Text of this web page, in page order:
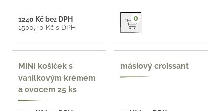
1240 Kč bez DPH
1500,40 Kč s DPH
Přidat do košíku
0
MINI košíček s
vanilkovým krémem
a ovocem 25 ks
máslový croissant